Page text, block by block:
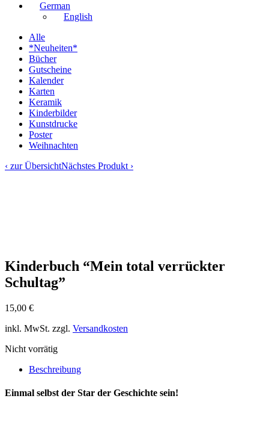
German
English
Alle
*Neuheiten*
Bücher
Gutscheine
Kalender
Karten
Keramik
Kinderbilder
Kunstdrucke
Poster
Weihnachten
‹ zur ÜbersichtNächstes Produkt ›
Kinderbuch “Mein total verrückter
Schultag”
15,00 €
inkl. MwSt. zzgl. Versandkosten
Nicht vorrätig
Beschreibung
Einmal selbst der Star der Geschichte sein!